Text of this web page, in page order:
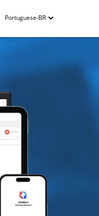
Portuguese-BR
Français
Italiano
Pyccкий
中文（简体）